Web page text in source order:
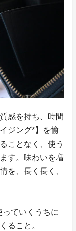
感を持ち、時間
ジング*】を愉
ことなく、使う
す。味わいを増
を、長く長く、
ていくうちに
ること。